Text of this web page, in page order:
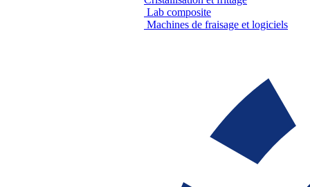
Lab composite
Machines de fraisage et logiciels